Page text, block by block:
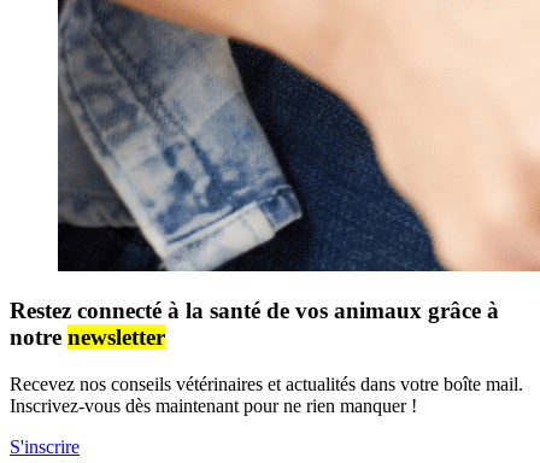
Restez connecté à la santé de vos animaux grâce à
notre newsletter
Recevez nos conseils vétérinaires et actualités dans votre boîte mail.
Inscrivez-vous dès maintenant pour ne rien manquer !
S'inscrire